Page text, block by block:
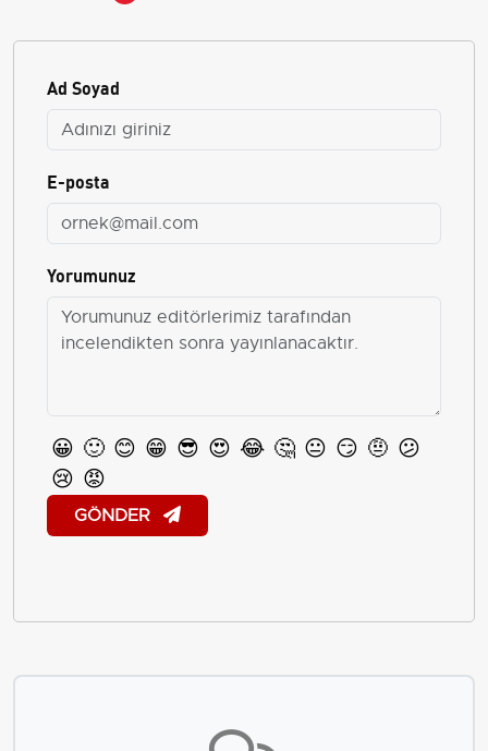
Ad Soyad
E-posta
Yorumunuz
😀 🙂 😊 😁 😎 😍 😂 🤔 😐 😏 🤨 😕
😢 😡
GÖNDER